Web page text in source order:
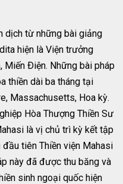
dịch từ những bài giảng
hiện là Viện trưởng
Miến Ðiện. Những bài pháp
thiền dài ba tháng tại
Massachusetts, Hoa kỳ.
Hòa Thượng Thiền Sư
là vị chủ trì kỳ kết tập
tiên Thiền viện Mahasi
này đã được thu băng và
sinh ngoại quốc hiện